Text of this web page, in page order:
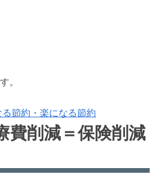
。
節約・楽になる節約
削減＝保険削減